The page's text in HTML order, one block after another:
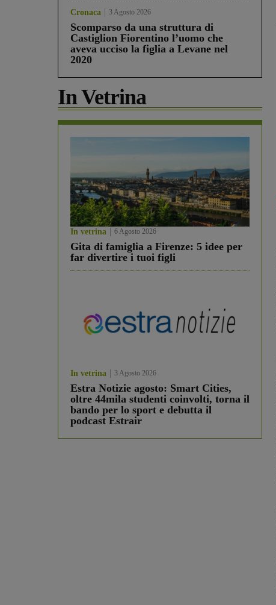
Cronaca 3 Agosto 2026
Scomparso da una struttura di
Castiglion Fiorentino l’uomo che
aveva ucciso la figlia a Levane nel
2020
In Vetrina
In vetrina 6 Agosto 2026
Gita di famiglia a Firenze: 5 idee per
far divertire i tuoi figli
In vetrina 3 Agosto 2026
Estra Notizie agosto: Smart Cities,
oltre 44mila studenti coinvolti, torna il
bando per lo sport e debutta il
podcast Estrair